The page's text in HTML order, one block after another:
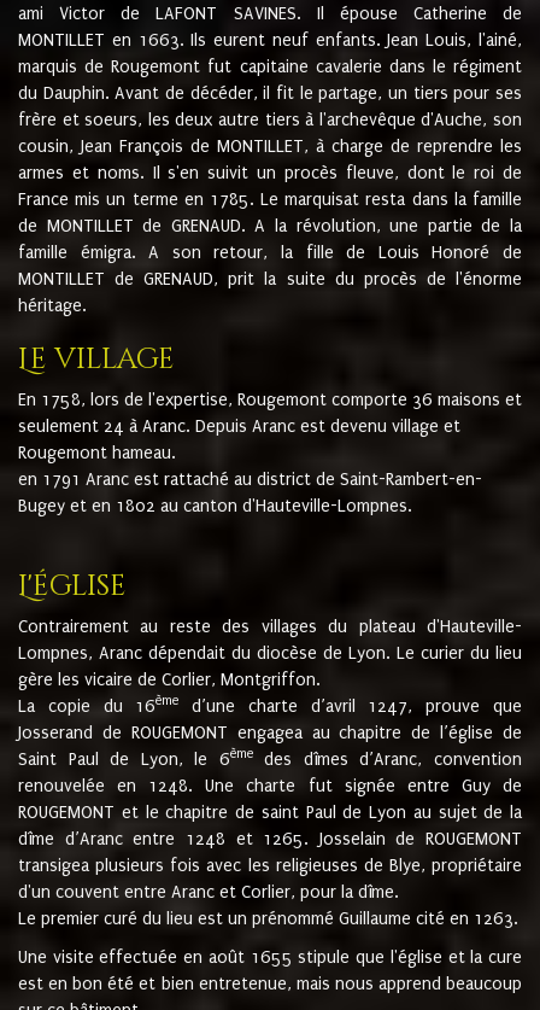
ami Victor de LAFONT SAVINES. Il épouse Catherine de
MONTILLET en 1663. Ils eurent neuf enfants. Jean Louis, l'ainé,
marquis de Rougemont fut capitaine cavalerie dans le régiment
du Dauphin. Avant de décéder, il fit le partage, un tiers pour ses
frère et soeurs, les deux autre tiers à l'archevêque d'Auche, son
cousin, Jean François de MONTILLET, à charge de reprendre les
armes et noms. Il s'en suivit un procès fleuve, dont le roi de
France mis un terme en 1785. Le marquisat resta dans la famille
de MONTILLET de GRENAUD. A la révolution, une partie de la
famille émigra. A son retour, la fille de Louis Honoré de
MONTILLET de GRENAUD, prit la suite du procès de l'énorme
héritage.
Le village
En 1758, lors de l'expertise, Rougemont comporte 36 maisons et
seulement 24 à Aranc. Depuis Aranc est devenu village et
Rougemont hameau.
en 1791 Aranc est rattaché au district de Saint-Rambert-en-
Bugey et en 1802 au canton d'Hauteville-Lompnes.
L'église
Contrairement au reste des villages du plateau d'Hauteville-
Lompnes, Aranc dépendait du diocèse de Lyon. Le curier du lieu
gère les vicaire de Corlier, Montgriffon.
La copie du 16ème
d’une charte d’avril 1247, prouve que
Josserand de ROUGEMONT engagea au chapitre de l’église de
Saint Paul de Lyon, le 6èmedes dîmes d’Aranc, convention
renouvelée en 1248. Une charte fut signée entre Guy de
ROUGEMONT et le chapitre de saint Paul de Lyon au sujet de la
dîme d’Aranc entre 1248 et 1265. Josselain de ROUGEMONT
transigea plusieurs fois avec les religieuses de Blye, propriétaire
d'un couvent entre Aranc et Corlier, pour la dîme.
Le premier curé du lieu est un prénommé Guillaume cité en 1263.
Une visite effectuée en août 1655 stipule que l'église et la cure
est en bon été et bien entretenue, mais nous apprend beaucoup